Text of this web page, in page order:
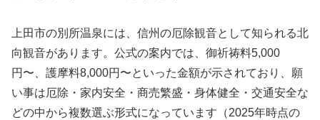
上田市の別所温泉には、信州の厄除観音として知られる北
向観音があります。公式の案内では、御祈祷料5,000
円〜、護摩料8,000円〜といった金額が示されており、願
い事は厄除・家内安全・商売繁盛・身体健全・交通安全な
どの中から複数選ぶ形式になっています（2025年時点の